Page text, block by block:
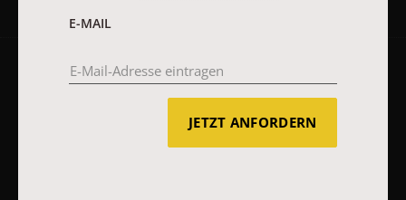
AGB und Widerrufsbelehrung Datenschutz
E-MAIL
JETZT ANFORDERN